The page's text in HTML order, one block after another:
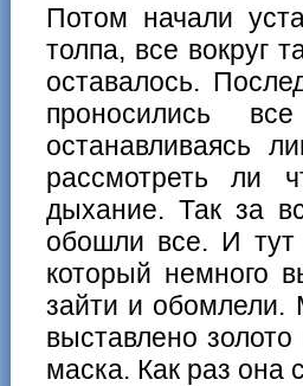
Потом начали
толпа, все вокруг
оставалось.
проносились
останавливаясь
рассмотреть ли
дыхание. Так за
обошли все. И тут
который немного
зайти и обомлели.
выставлено
маска. Как раз она